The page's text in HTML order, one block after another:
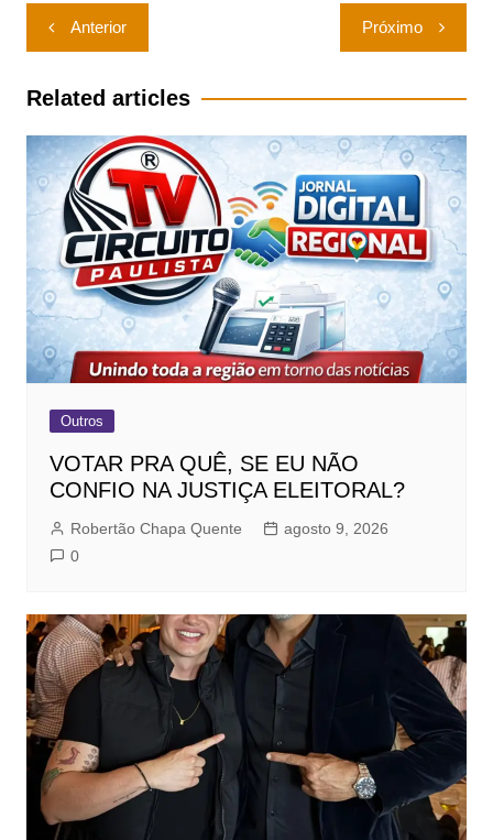
Navegação
de
Post
Anterior Próximo
Related articles
Outros
VOTAR PRA QUÊ, SE EU NÃO
CONFIO NA JUSTIÇA ELEITORAL?
Robertão Chapa Quente
agosto 9, 2026
0